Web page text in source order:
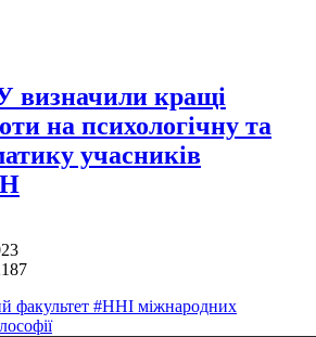
визначили кращі
на психологічну та
учасників
факультет #ННІ міжнародних